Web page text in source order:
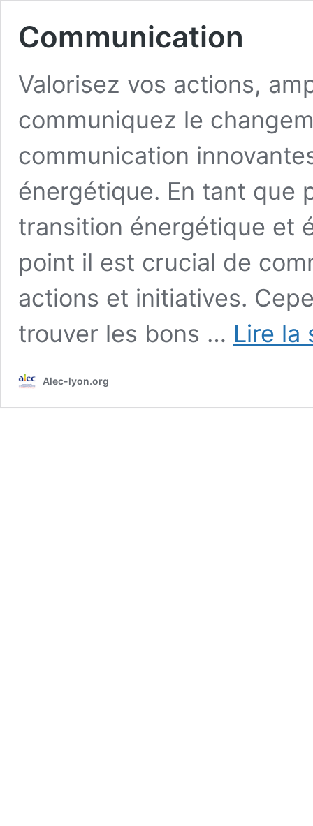
Communication
Valorisez vos actions,
communiquez le
communication
énergétique. En tant que
transition énergétique et
point il est crucial de
actions et initiatives.
trouver les bons … Lire la
Alec-lyon.org